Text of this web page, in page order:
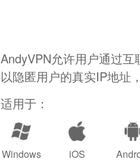
AndyVPN允许用户通过
以隐匿用户的真实IP地址
适用于：
Windows iOS